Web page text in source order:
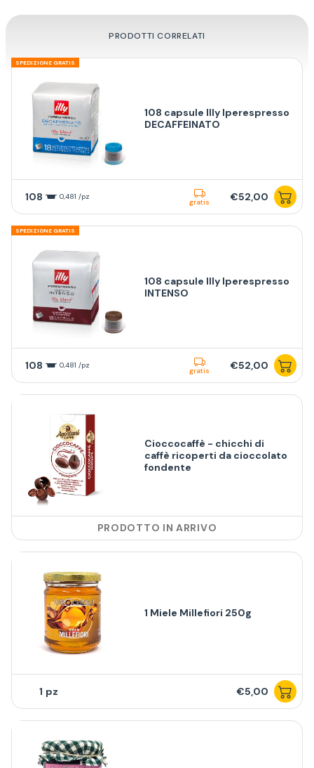
PRODOTTI CORRELATI
SPEDIZIONE GRATIS
108 capsule Illy Iperespresso
DECAFFEINATO
108 0,481 /pz
gratis €52,00
SPEDIZIONE GRATIS
108 capsule Illy Iperespresso
INTENSO
108 0,481 /pz
gratis €52,00
Cioccocaffè - chicchi di
caffè ricoperti da cioccolato
fondente
PRODOTTO IN ARRIVO
1 Miele Millefiori 250g
1 €5,00